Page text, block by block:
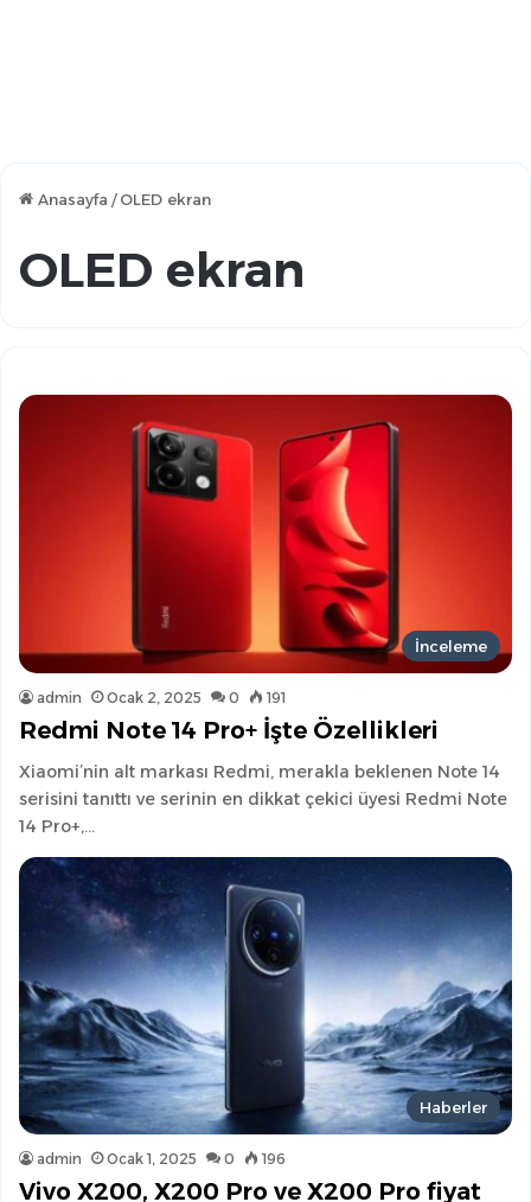
Anasayfa / OLED ekran
OLED ekran
İnceleme
admin Ocak 2, 2025 0 191
Redmi Note 14 Pro+ İşte Özellikleri
Xiaomi’nin alt markası Redmi, merakla beklenen Note 14
serisini tanıttı ve serinin en dikkat çekici üyesi Redmi Note
14 Pro+,…
Haberler
admin Ocak 1, 2025 0 196
Vivo X200, X200 Pro ve X200 Pro fiyat